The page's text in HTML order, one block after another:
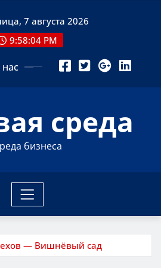
7 августа 2026
9:58:05 PM
среда
бизнеса
— Вишнёвый сад